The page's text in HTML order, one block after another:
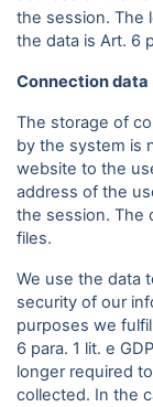
the session. The
the data is Art. 6
Connection data
The storage of
by the system is
website to the
address of the
the session. The
files.
We use the data
security of our
purposes we
6 para. 1 lit. e
longer required
collected. In the